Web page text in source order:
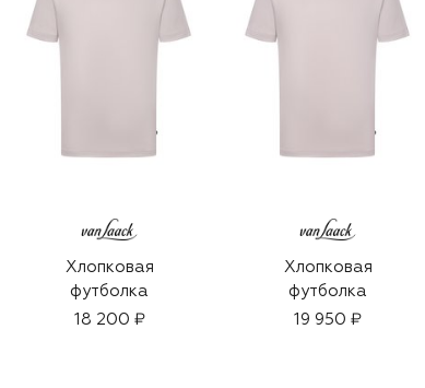
Хлопковая
футболка
18 200 ₽
Хлопковая
футболка
19 950 ₽